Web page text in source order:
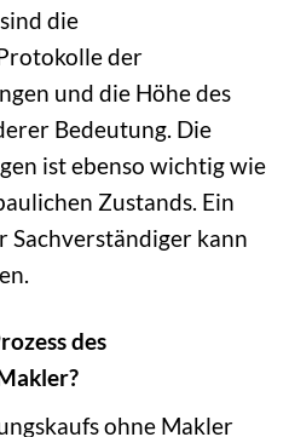
die
der
und die Höhe des
Bedeutung. Die
ist ebenso wichtig wie
Zustands. Ein
kann
des
ohne Makler